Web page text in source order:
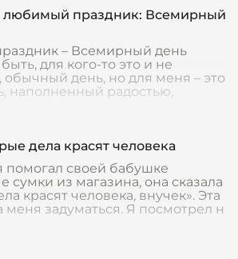
праздник: Всемирный
– Всемирный день
для кого-то это и не
обычный день, но для меня – это
наполненный радостью,
дела красят человека
помогал своей бабушке
сумки из магазина, она сказала
красят человека, внучек». Эта
меня задуматься. Я посмотрел н